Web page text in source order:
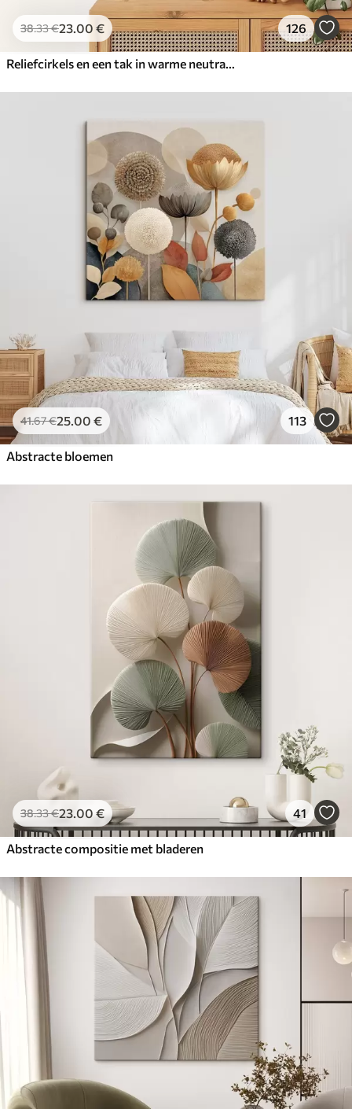
38.33€23.00 € 126
Reliefcirkels en een tak in warme neutrale tinten
41.67€25.00 € 113
Abstracte bloemen
38.33€23.00 € 41
Abstracte compositie met bladeren